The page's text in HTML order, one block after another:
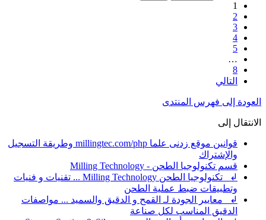
1
2
3
4
5
…
8
التالي
العودة إلى فهرس المنتدى
الانتقال إلى
قوانين موقع زدنى علما millingtec.com/php وطريقة التسجيل
والإشتراك
قسم تكنولوجيا الطحن - Milling Technology
↲ تكنولوجيا الطحن Milling Technology ... تقنيات و فنيات
وتطبيقات ضبط عملية الطحن
↲ معايير الجودة لـ القمح و الدقيق والسميد ... مواصفات
الدقيق المناسب لكل صناعة